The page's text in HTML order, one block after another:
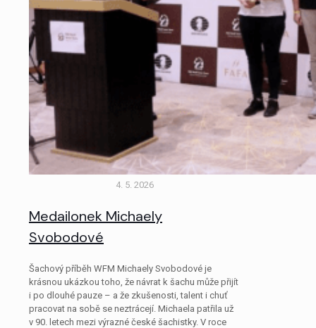
4. 5. 2026
Medailonek Michaely
Svobodové
Šachový příběh WFM Michaely Svobodové je
krásnou ukázkou toho, že návrat k šachu může přijít
i po dlouhé pauze – a že zkušenosti, talent i chuť
pracovat na sobě se neztrácejí. Michaela patřila už
v 90. letech mezi výrazné české šachistky. V roce